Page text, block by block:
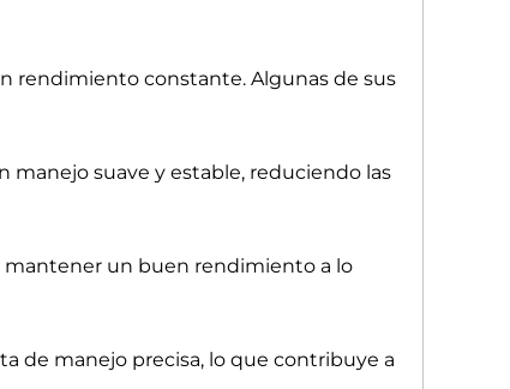
rendimiento constante. Algunas de sus
manejo suave y estable, reduciendo las
mantener un buen rendimiento a lo
de manejo precisa, lo que contribuye a